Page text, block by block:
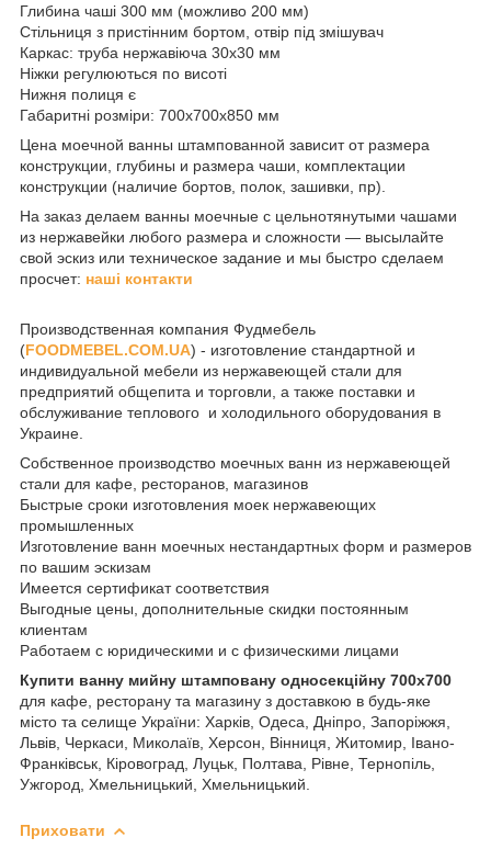
Глибина чаші 300 мм (можливо 200 мм)
Стільниця з пристінним бортом, отвір під змішувач
Каркас: труба нержавіюча 30х30 мм
Ніжки регулюються по висоті
Нижня полиця є
Габаритні розміри: 700х700х850 мм
Цена моечной ванны штампованной зависит от размера
конструкции, глубины и размера чаши, комплектации
конструкции (наличие бортов, полок, зашивки, пр).
На заказ делаем ванны моечные с цельнотянутыми чашами
из нержавейки любого размера и сложности ― высылайте
свой эскиз или техническое задание и мы быстро сделаем
просчет: наші контакти
Производственная компания Фудмебель
(FOODMEBEL.СOM.UA) - изготовление стандартной и
индивидуальной мебели из нержавеющей стали для
предприятий общепита и торговли, а также поставки и
обслуживание теплового и холодильного оборудования в
Украине.
Собственное производство моечных ванн из нержавеющей
стали для кафе, ресторанов, магазинов
Быстрые сроки изготовления моек нержавеющих
промышленных
Изготовление ванн моечных нестандартных форм и размеров
по вашим эскизам
Имеется сертификат соответствия
Выгодные цены, дополнительные скидки постоянным
клиентам
Работаем с юридическими и с физическими лицами
Купити ванну мийну штамповану односекційну 700х700
для кафе, ресторану та магазину з доставкою в будь-яке
місто та селище України: Харків, Одеса, Дніпро, Запоріжжя,
Львів, Черкаси, Миколаїв, Херсон, Вінниця, Житомир, Івано-
Франківськ, Кіровоград, Луцьк, Полтава, Рівне, Тернопіль,
Ужгород, Хмельницький, Хмельницький.
Приховати